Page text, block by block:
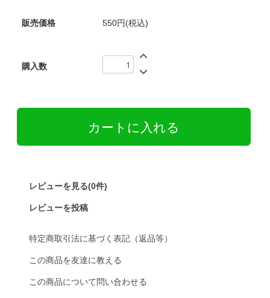
販売価格 550円(税込)
購入数
レビューを見る(0件)
レビューを投稿
特定商取引法に基づく表記（返品等）
この商品を友達に教える
この商品について問い合わせる